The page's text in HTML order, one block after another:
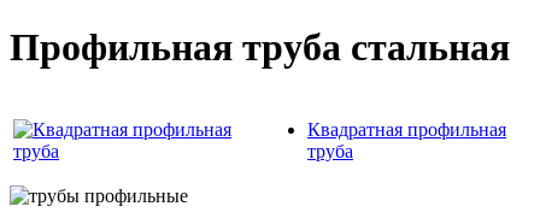
Профильная труба стальная
Квадратная профильная
труба